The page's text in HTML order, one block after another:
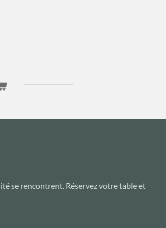
se rencontrent. Réservez votre table et